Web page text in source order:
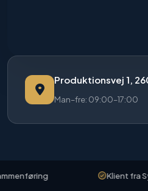
Produktionsvej 1,
Man–fre: 09:00–17:00
Klient fra